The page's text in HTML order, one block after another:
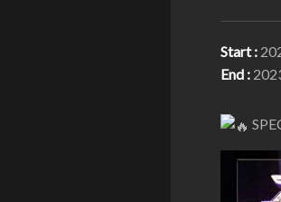
Start :
End :